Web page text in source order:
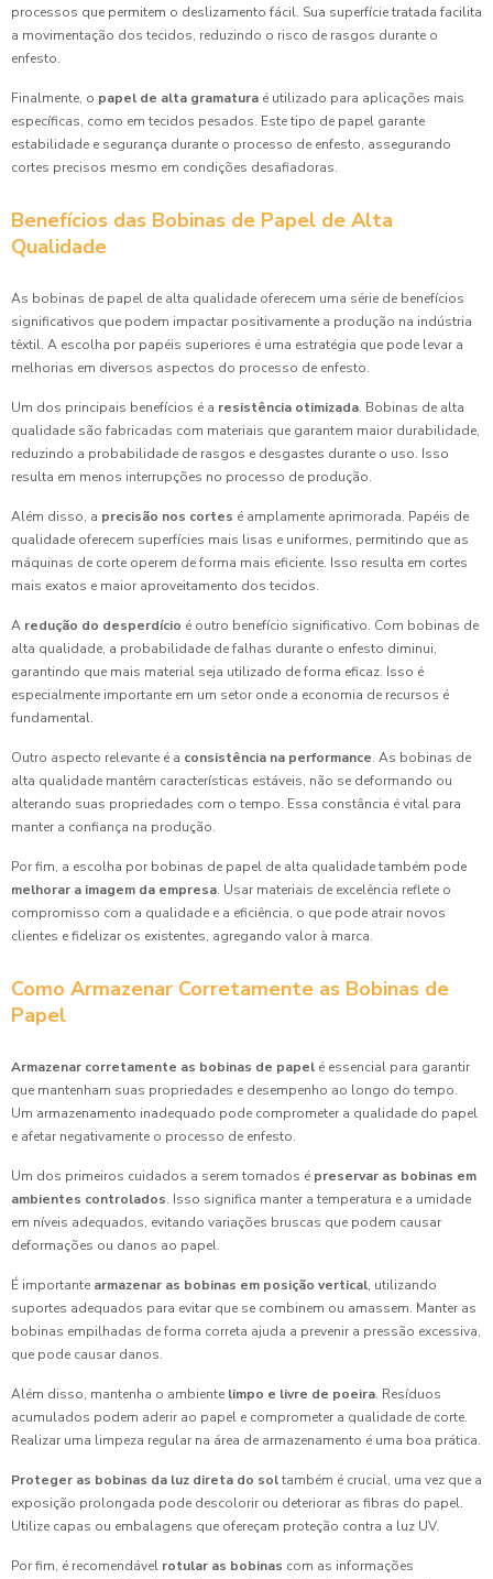
processos que permitem o deslizamento fácil. Sua superfície tratada facilita
a movimentação dos tecidos, reduzindo o risco de rasgos durante o
enfesto.
Finalmente, o papel de alta gramatura é utilizado para aplicações mais
específicas, como em tecidos pesados. Este tipo de papel garante
estabilidade e segurança durante o processo de enfesto, assegurando
cortes precisos mesmo em condições desafiadoras.
Benefícios das Bobinas de Papel de Alta
Qualidade
As bobinas de papel de alta qualidade oferecem uma série de benefícios
significativos que podem impactar positivamente a produção na indústria
têxtil. A escolha por papéis superiores é uma estratégia que pode levar a
melhorias em diversos aspectos do processo de enfesto.
Um dos principais benefícios é a resistência otimizada. Bobinas de alta
qualidade são fabricadas com materiais que garantem maior durabilidade,
reduzindo a probabilidade de rasgos e desgastes durante o uso. Isso
resulta em menos interrupções no processo de produção.
Além disso, a precisão nos cortes é amplamente aprimorada. Papéis de
qualidade oferecem superfícies mais lisas e uniformes, permitindo que as
máquinas de corte operem de forma mais eficiente. Isso resulta em cortes
mais exatos e maior aproveitamento dos tecidos.
A redução do desperdício é outro benefício significativo. Com bobinas de
alta qualidade, a probabilidade de falhas durante o enfesto diminui,
garantindo que mais material seja utilizado de forma eficaz. Isso é
especialmente importante em um setor onde a economia de recursos é
fundamental.
Outro aspecto relevante é a consistência na performance. As bobinas de
alta qualidade mantêm características estáveis, não se deformando ou
alterando suas propriedades com o tempo. Essa constância é vital para
manter a confiança na produção.
Por fim, a escolha por bobinas de papel de alta qualidade também pode
melhorar a imagem da empresa. Usar materiais de excelência reflete o
compromisso com a qualidade e a eficiência, o que pode atrair novos
clientes e fidelizar os existentes, agregando valor à marca.
Como Armazenar Corretamente as Bobinas de
Papel
Armazenar corretamente as bobinas de papel é essencial para garantir
que mantenham suas propriedades e desempenho ao longo do tempo.
Um armazenamento inadequado pode comprometer a qualidade do papel
e afetar negativamente o processo de enfesto.
Um dos primeiros cuidados a serem tomados é preservar as bobinas em
ambientes controlados. Isso significa manter a temperatura e a umidade
em níveis adequados, evitando variações bruscas que podem causar
deformações ou danos ao papel.
É importante armazenar as bobinas em posição vertical, utilizando
suportes adequados para evitar que se combinem ou amassem. Manter as
bobinas empilhadas de forma correta ajuda a prevenir a pressão excessiva,
que pode causar danos.
Além disso, mantenha o ambiente limpo e livre de poeira. Resíduos
acumulados podem aderir ao papel e comprometer a qualidade de corte.
Realizar uma limpeza regular na área de armazenamento é uma boa prática.
Proteger as bobinas da luz direta do soltambém é crucial, uma vez que a
exposição prolongada pode descolorir ou deteriorar as fibras do papel.
Utilize capas ou embalagens que ofereçam proteção contra a luz UV.
Por fim, é recomendável rotular as bobinas com as informações